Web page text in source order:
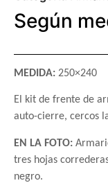
Según
MEDIDA: 250×240
El kit de frente de
auto-cierre, cercos
EN LA FOTO:
tres hojas
negro.